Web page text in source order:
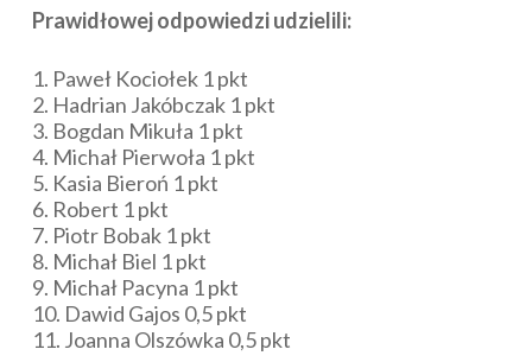
Prawidłowej odpowiedzi udzielili:
1. Paweł Kociołek 1 pkt
2. Hadrian Jakóbczak 1 pkt
3. Bogdan Mikuła 1 pkt
4. Michał Pierwoła 1 pkt
5. Kasia Bieroń 1 pkt
6. Robert 1 pkt
7. Piotr Bobak 1 pkt
8. Michał Biel 1 pkt
9. Michał Pacyna 1 pkt
10. Dawid Gajos 0,5 pkt
11. Joanna Olszówka 0,5 pkt